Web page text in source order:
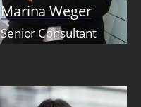
Marina Weger
Senior Consultant